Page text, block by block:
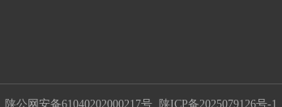
陕公网安备61040202000217号 陕ICP备2025079126号-1